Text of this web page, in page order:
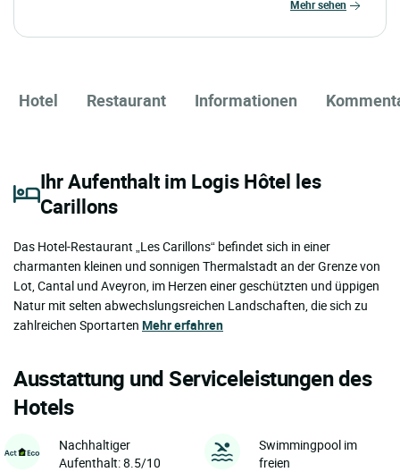
mehr sehen
Hotel Restaurant Informationen
Ihr Aufenthalt im Logis Hôtel les
Carillons
Das Hotel-Restaurant „Les Carillons“ befindet sich in einer
charmanten kleinen und sonnigen Thermalstadt an der Grenze von
Lot, Cantal und Aveyron, im Herzen einer geschützten und üppigen
Natur mit selten abwechslungsreichen Landschaften, die sich zu
zahlreichen Sportarten Mehr erfahren
Ausstattung und Serviceleistungen des
Hotels
Nachhaltiger
Aufenthalt: 8.5/10
Swimmingpool im
freien